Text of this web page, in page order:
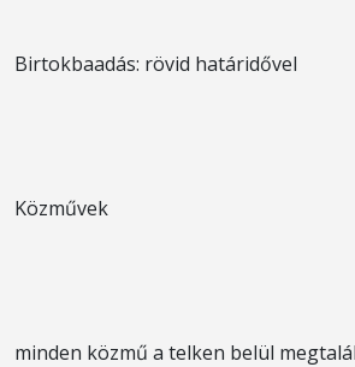
Birtokbaadás: rövid határidővel
Közművek
minden közmű a telken belül